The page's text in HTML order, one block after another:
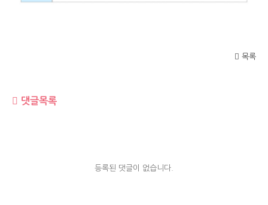
목록
댓글목록
등록된 댓글이 없습니다.